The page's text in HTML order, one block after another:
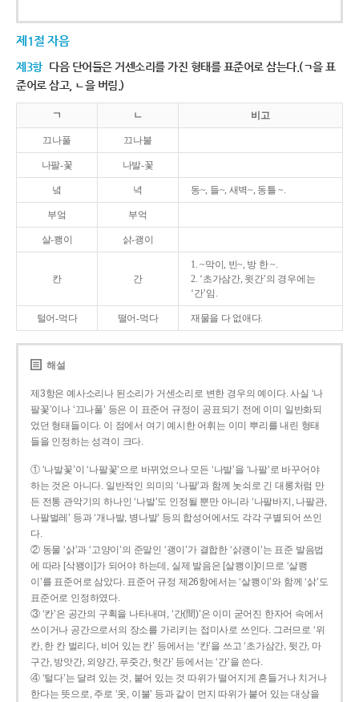
제1절 자음
제3항 다음 단어들은 거센소리를 가진 형태를 표준어로 삼는다.(ㄱ을 표
준어로 삼고, ㄴ을 버림.)
ㄱ ㄴ 비고
끄나풀 끄나불
나팔-꽃 나발-꽃
녘 녁 동~, 들~, 새벽~, 동틀 ~.
부엌 부억
살-쾡이 삵-괭이
칸 간
1. ~막이, 빈~, 방 한 ~.
2. ‘초가삼간, 윗간’의 경우에는
‘간’임.
털어-먹다 떨어-먹다 재물을 다 없애다.
해설
제3항은 예사소리나 된소리가 거센소리로 변한 경우의 예이다. 사실 ‘나
팔꽃’이나 ‘끄나풀’ 등은 이 표준어 규정이 공표되기 전에 이미 일반화되
었던 형태들이다. 이 점에서 여기 예시한 어휘는 이미 뿌리를 내린 형태
들을 인정하는 성격이 크다.
① ‘나발꽃’이 ‘나팔꽃’으로 바뀌었으나 모든 ‘나발’을 ‘나팔’로 바꾸어야
하는 것은 아니다. 일반적인 의미의 ‘나팔’과 함께 놋쇠로 긴 대롱처럼 만
든 전통 관악기의 하나인 ‘나발’도 인정될 뿐만 아니라 ‘나팔바지, 나팔관,
나팔벌레’ 등과 ‘개나발, 병나발’ 등의 합성어에서도 각각 구별되어 쓰인
다.
② 동물 ‘삵’과 ‘고양이’의 준말인 ‘괭이’가 결합한 ‘삵괭이’는 표준 발음법
에 따라 [삭꽹이]가 되어야 하는데, 실제 발음은 [살쾡이]이므로 ‘살쾡
이’를 표준어로 삼았다. 표준어 규정 제26항에서는 ‘살쾡이’와 함께 ‘삵’도
표준어로 인정하였다.
③ ‘칸’은 공간의 구획을 나타내며, ‘간(間)’은 이미 굳어진 한자어 속에서
쓰이거나 공간으로서의 장소를 가리키는 접미사로 쓰인다. 그러므로 ‘위
칸, 한 칸 벌리다, 비어 있는 칸’ 등에서는 ‘칸’을 쓰고 ‘초가삼간, 뒷간, 마
구간, 방앗간, 외양간, 푸줏간, 헛간’ 등에서는 ‘간’을 쓴다.
④ ‘털다’는 달려 있는 것, 붙어 있는 것 따위가 떨어지게 흔들거나 치거나
한다는 뜻으로, 주로 ‘옷, 이불’ 등과 같이 먼지 따위가 붙어 있는 대상을